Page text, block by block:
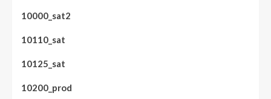
10000_sat2
10110_sat
10125_sat
10200_prod